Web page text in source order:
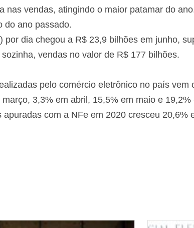
vendas, atingindo o maior patamar do
do ano passado.
dia chegou a R$ 23,9 bilhões em junho,
vendas no valor de R$ 177 bilhões.
pelo comércio eletrônico no país vem
3,3% em abril, 15,5% em maio e
com a NFe em 2020 cresceu 20,6%